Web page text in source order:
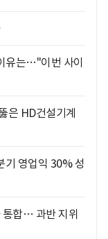
유는…"이번 사이
은 HD건설기계
영업익 30% 성
통합… 과반 지위